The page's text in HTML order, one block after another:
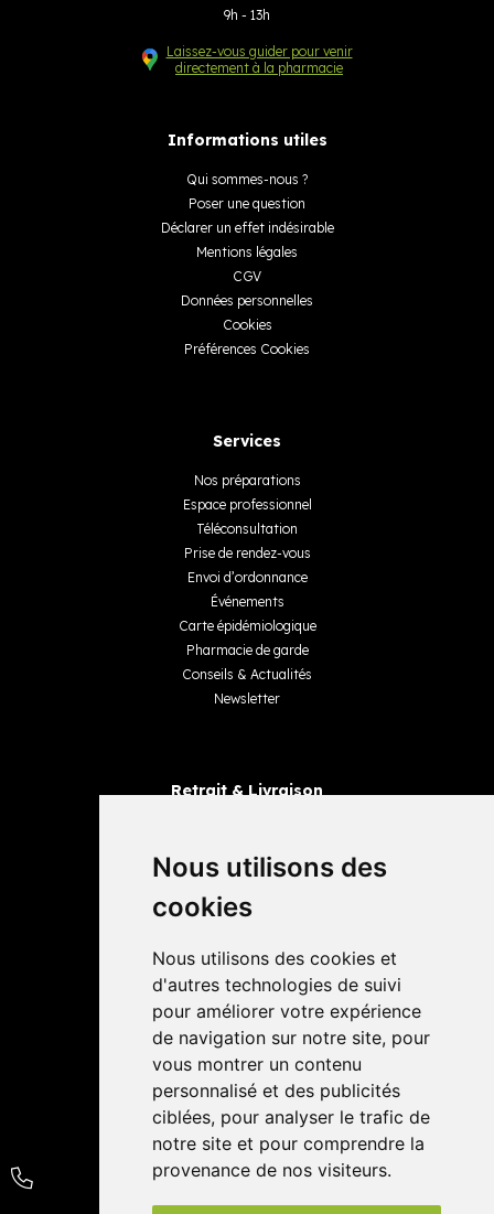
Nous utilisons des
cookies
Nous utilisons des cookies et
d'autres technologies de suivi
pour améliorer votre expérience
de navigation sur notre site, pour
vous montrer un contenu
personnalisé et des publicités
ciblées, pour analyser le trafic de
notre site et pour comprendre la
provenance de nos visiteurs.
9h - 13h
Laissez-vous guider pour venir
directement à la pharmacie
Informations utiles
Qui sommes-nous ?
Poser une question
Déclarer un effet indésirable
Mentions légales
CGV
Données personnelles
Cookies
Préférences Cookies
Services
Nos préparations
Espace professionnel
Téléconsultation
Prise de rendez-vous
Envoi d’ordonnance
Événements
Carte épidémiologique
Pharmacie de garde
Conseils & Actualités
Newsletter
Retrait & Livraison
Livraisons
4,4 / 5 65 avis